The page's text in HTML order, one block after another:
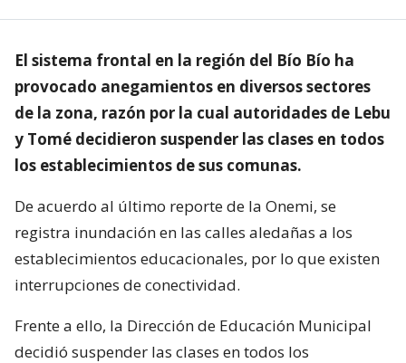
El sistema frontal en la región del Bío Bío ha
provocado anegamientos en diversos sectores
de la zona, razón por la cual autoridades de Lebu
y Tomé decidieron suspender las clases en todos
los establecimientos de sus comunas.
De acuerdo al último reporte de la Onemi, se
registra inundación en las calles aledañas a los
establecimientos educacionales, por lo que existen
interrupciones de conectividad.
Frente a ello, la Dirección de Educación Municipal
decidió suspender las clases en todos los